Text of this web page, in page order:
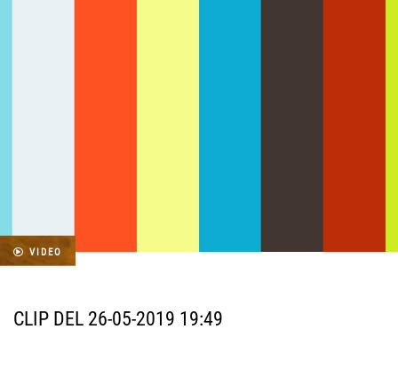
VIDEO
CLIP DEL 26-05-2019 19:49